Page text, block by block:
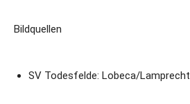
Bildquellen
SV Todesfelde: Lobeca/Lamprecht